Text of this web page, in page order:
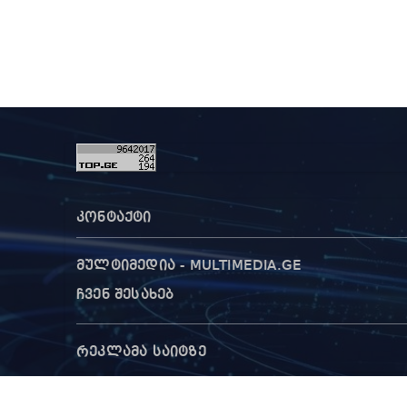
კონტაქტი
მულტიმედია - MULTIMEDIA.GE
ჩვენ შესახებ
რეკლამა საიტზე